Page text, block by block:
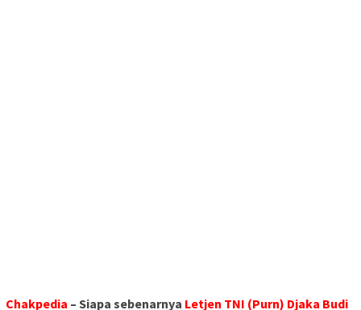
Chakpedia – Siapa sebenarnya Letjen TNI (Purn) Djaka Budi